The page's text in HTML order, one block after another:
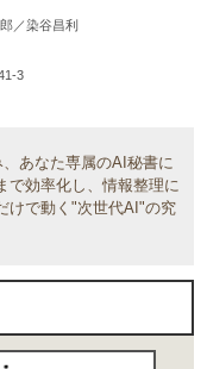
／染谷昌利
3
あなた専属のAI秘書に
で効率化し、情報整理に
けで動く"次世代AI"の究